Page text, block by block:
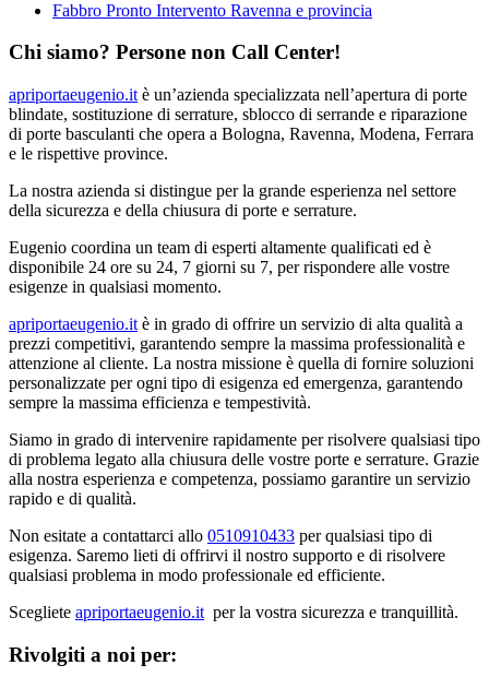
Fabbro Pronto Intervento Ravenna e provincia
Chi siamo? Persone non Call Center!
apriportaeugenio.it è un’azienda specializzata nell’apertura di porte
blindate, sostituzione di serrature, sblocco di serrande e riparazione
di porte basculanti che opera a Bologna, Ravenna, Modena, Ferrara
e le rispettive province.
La nostra azienda si distingue per la grande esperienza nel settore
della sicurezza e della chiusura di porte e serrature.
Eugenio coordina un team di esperti altamente qualificati ed è
disponibile 24 ore su 24, 7 giorni su 7, per rispondere alle vostre
esigenze in qualsiasi momento.
apriportaeugenio.it è in grado di offrire un servizio di alta qualità a
prezzi competitivi, garantendo sempre la massima professionalità e
attenzione al cliente. La nostra missione è quella di fornire soluzioni
personalizzate per ogni tipo di esigenza ed emergenza, garantendo
sempre la massima efficienza e tempestività.
Siamo in grado di intervenire rapidamente per risolvere qualsiasi tipo
di problema legato alla chiusura delle vostre porte e serrature. Grazie
alla nostra esperienza e competenza, possiamo garantire un servizio
rapido e di qualità.
Non esitate a contattarci allo 0510910433 per qualsiasi tipo di
esigenza. Saremo lieti di offrirvi il nostro supporto e di risolvere
qualsiasi problema in modo professionale ed efficiente.
Scegliete apriportaeugenio.it per la vostra sicurezza e tranquillità.
Rivolgiti a noi per: